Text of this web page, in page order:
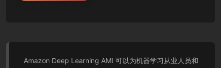
Amazon Deep Learning AMI 可以为机器学习从业人员和